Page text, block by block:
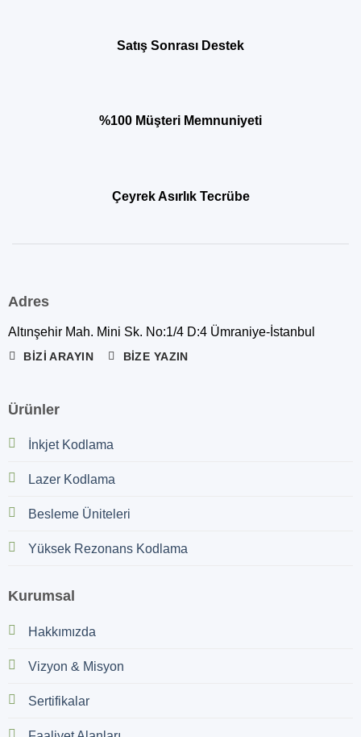
Satış Sonrası Destek
%100 Müşteri Memnuniyeti
Çeyrek Asırlık Tecrübe
Adres
Altınşehir Mah. Mini Sk. No:1/4 D:4 Ümraniye-İstanbul
BIZI ARAYIN BIZE YAZIN
Ürünler
İnkjet Kodlama
Lazer Kodlama
Besleme Üniteleri
Yüksek Rezonans Kodlama
Kurumsal
Hakkımızda
Vizyon & Misyon
Sertifikalar